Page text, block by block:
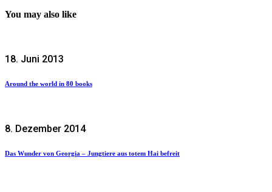
You may also like
18. Juni 2013
Around the world in 80 books
8. Dezember 2014
Das Wunder von Georgia – Jungtiere aus totem Hai befreit